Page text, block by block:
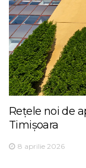
Rețele noi de
Timișoara
8 aprilie 2026